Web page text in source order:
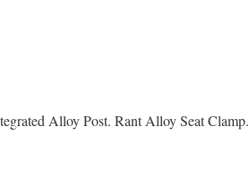
Alloy Post. Rant Alloy Seat Clamp.